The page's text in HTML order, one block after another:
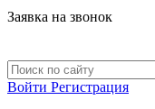
Заявка на звонок
Войти Регистрация